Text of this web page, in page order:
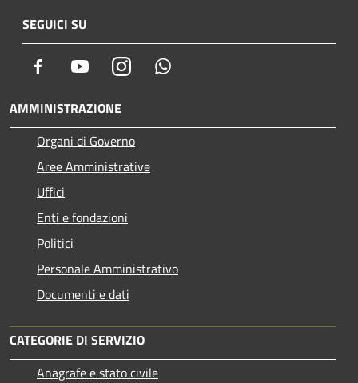
SEGUICI SU
Facebook YoutubeInstagram
AMMINISTRAZIONE
Organi di Governo
Aree Amministrative
Uffici
Enti e fondazioni
Politici
Personale Amministrativo
Documenti e dati
CATEGORIE DI SERVIZIO
Anagrafe e stato civile